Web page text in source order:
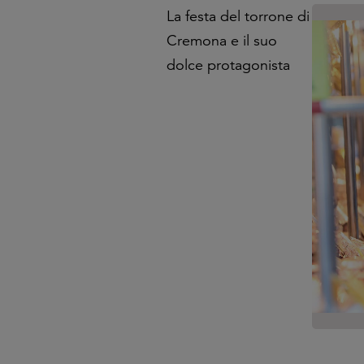
La festa del torrone di
Cremona e il suo
dolce protagonista